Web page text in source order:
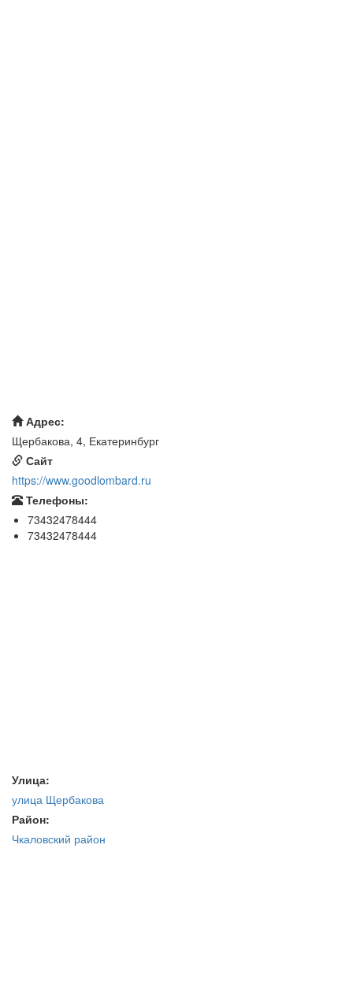
Адрес:
Щербакова, 4, Екатеринбург
Сайт
https://www.goodlombard.ru
Телефоны:
73432478444
73432478444
Улица:
улица Щербакова
Район:
Чкаловский район